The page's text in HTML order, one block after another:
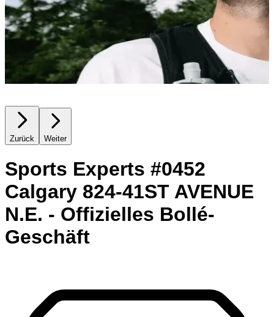
Zurück Weiter
Sports Experts #0452
Calgary 824-41ST AVENUE
N.E. - Offizielles Bollé-
Geschäft